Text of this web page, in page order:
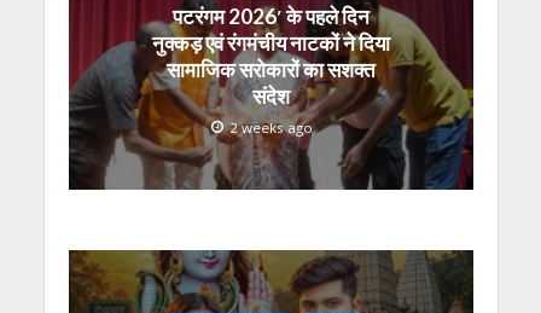
पटरंगम 2026′ के पहले दिन
नुक्कड़ एवं रंगमंचीय नाटकों ने दिया
सामाजिक सरोकारों का सशक्त
संदेश
2 weeks ago